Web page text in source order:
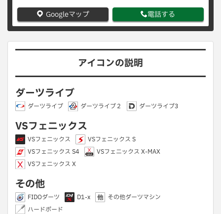
Googleマップ 電話する
アイコンの説明
ダーツライブ
ダーツライブ ダーツライブ２ ダーツライブ3
VSフェニックス
VSフェニックス
VSフェニックス S
VSフェニックス S4
VSフェニックス X-MAX
VSフェニックス X
その他
FIDOダーツ D1-x
その他ダーツマシン
ハードボード